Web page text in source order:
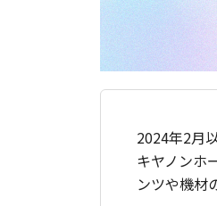
2024年2月
キヤノンホ
ンツや機材